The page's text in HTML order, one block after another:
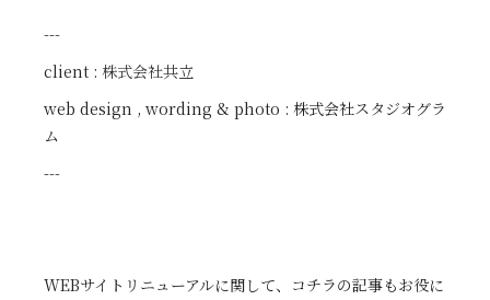
---
client : 株式会社共立
web design , wording & photo : 株式会社スタジオグラ
ム
---
WEBサイトリニューアルに関して、コチラの記事もお役に